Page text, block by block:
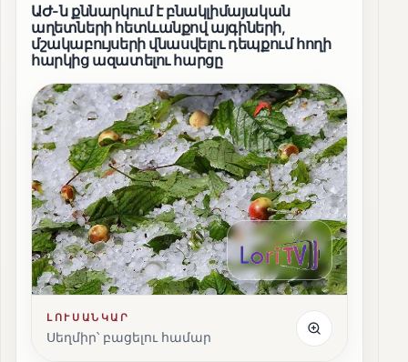
ԱԺ-ն քննարկում է բնակլիմայական
աղետների հետևանքով այգիների,
մշակաբույսերի վնասվելու դեպքում հողի
հարկից ազատելու հարցը
ԼՈՒՍԱՆԿԱՐ
Սեղմիր՝ բացելու համար